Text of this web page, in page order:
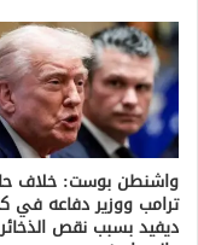
واشنطن بوست: خلاف
ترامب ووزير دفاعه في
ديفيد بسبب نقص الذخائر